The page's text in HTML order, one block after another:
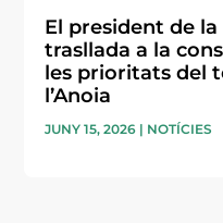
El president de la
trasllada a la
les prioritats del
l’Anoia
JUNY 15, 2026 | NOTÍCIES